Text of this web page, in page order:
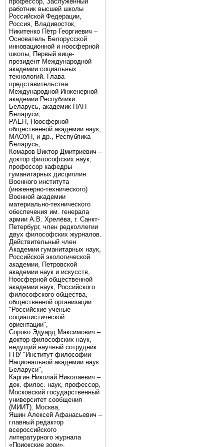
работник высшей школы
Российской Федерации,
Россия, Владивосток,
Никитенко Пётр Георгиевич –
Основатель Белорусской
инновационной и ноосферной
школы, Первый вице-
президент Международной
академии социальных
технологий. Глава
представительства
Международной Инженерной
академии Республики
Беларусь, академик НАН
Беларуси,
РАЕН, Ноосферной
общественной академии наук,
МАОУН, и др., Республика
Беларусь,
Комаров Виктор Дмитриевич –
доктор философских наук,
профессор кафедры
гуманитарных дисциплин
Военного института
(инженерно-технического)
Военной академии
материально-технического
обеспечения им. генерала
армии А.В. Хрелёва, г. Санкт-
Петербург, член редколлегии
двух философских журналов.
Действительный член
Академии гуманитарных наук,
Российской экологической
академии, Петровской
академии наук и искусств,
Ноосферной общественной
академии наук, Российского
философского общества,
общественной организации
"Российские ученые
социалистической
ориентации",
Сороко Эдуард Максимович –
доктор философских наук,
ведущий научный сотрудник
ГНУ "Институт философии
Национальной академии наук
Беларуси",
Каргин Николай Николаевич –
док. филос. наук, профессор,
Московский государственный
университет сообщения
(МИИТ). Москва,
Яшин Алексей Афанасьевич –
главный редактор
всероссийского
литературного журнала
«Приокские зори»,